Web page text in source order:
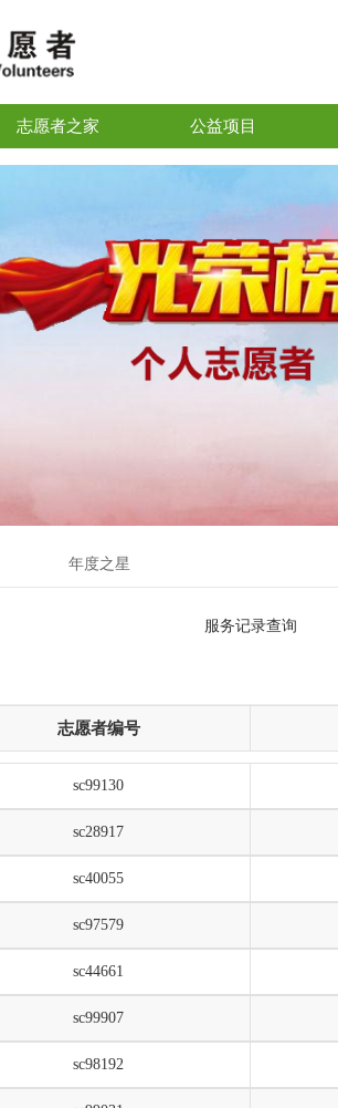
志愿者之家 公益项目
年度之星
服务记录查询
志愿者编号
sc99130
sc28917
sc40055
sc97579
sc44661
sc99907
sc98192